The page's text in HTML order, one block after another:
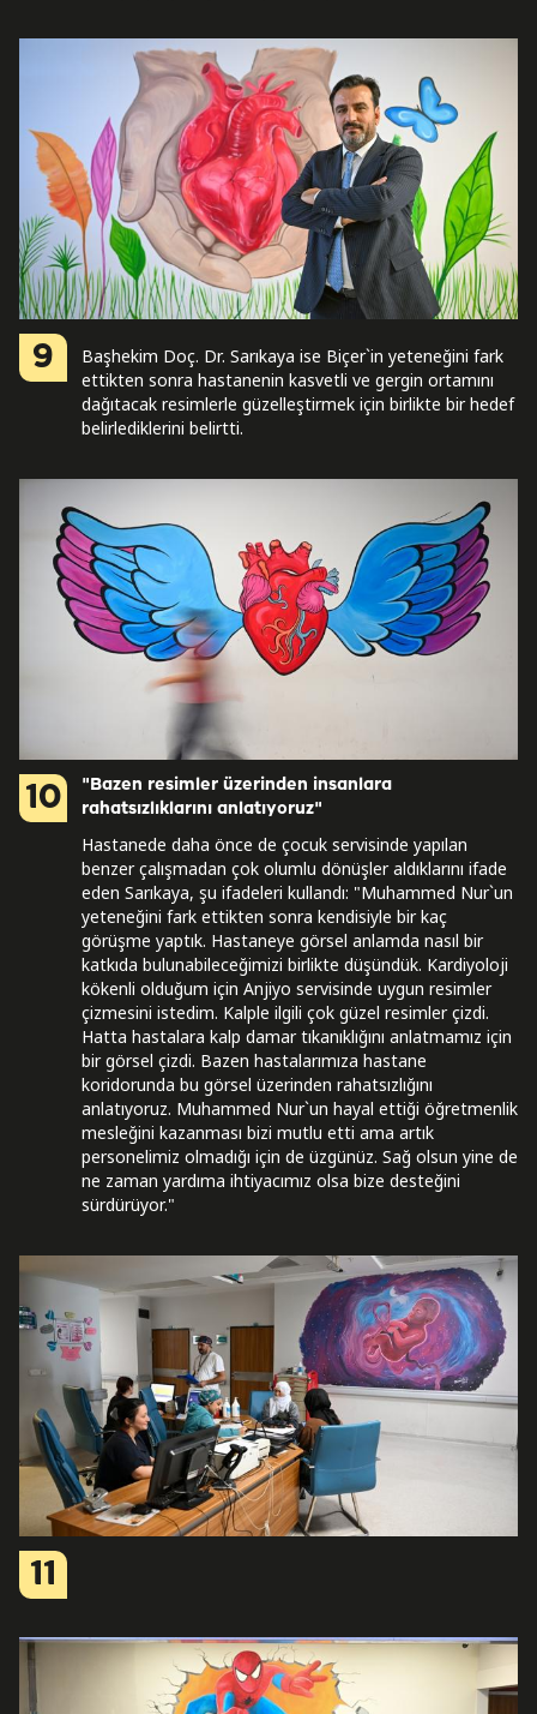
9
Başhekim Doç. Dr. Sarıkaya ise Biçer`in yeteneğini fark
ettikten sonra hastanenin kasvetli ve gergin ortamını
dağıtacak resimlerle güzelleştirmek için birlikte bir hedef
belirlediklerini belirtti.
10
"Bazen resimler üzerinden insanlara
rahatsızlıklarını anlatıyoruz"
Hastanede daha önce de çocuk servisinde yapılan
benzer çalışmadan çok olumlu dönüşler aldıklarını ifade
eden Sarıkaya, şu ifadeleri kullandı: "Muhammed Nur`un
yeteneğini fark ettikten sonra kendisiyle bir kaç
görüşme yaptık. Hastaneye görsel anlamda nasıl bir
katkıda bulunabileceğimizi birlikte düşündük. Kardiyoloji
kökenli olduğum için Anjiyo servisinde uygun resimler
çizmesini istedim. Kalple ilgili çok güzel resimler çizdi.
Hatta hastalara kalp damar tıkanıklığını anlatmamız için
bir görsel çizdi. Bazen hastalarımıza hastane
koridorunda bu görsel üzerinden rahatsızlığını
anlatıyoruz. Muhammed Nur`un hayal ettiği öğretmenlik
mesleğini kazanması bizi mutlu etti ama artık
personelimiz olmadığı için de üzgünüz. Sağ olsun yine de
ne zaman yardıma ihtiyacımız olsa bize desteğini
sürdürüyor."
11